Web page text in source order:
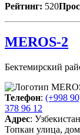
Рейтинг: 520
MEROS-2
Бектемирский
Телефон: (+998
378 96 12
Адрес:
Топкан улица,